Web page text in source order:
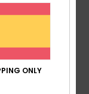
ONLY